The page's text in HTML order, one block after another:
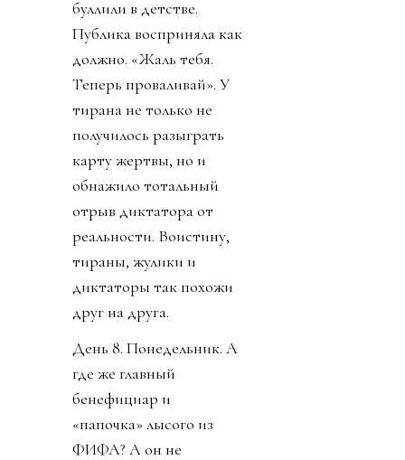
буллили в детстве.
Публика восприняла как
должно. «Жаль тебя.
Теперь проваливай». У
тирана не только не
получилось разыграть
карту жертвы, но и
обнажило тотальный
отрыв диктатора от
реальности. Воистину,
тираны, жулики и
диктаторы так похожи
друг на друга.
День 8. Понедельник. А
где же главный
бенефициар и
«папочка» лысого из
ФИФА? А он не